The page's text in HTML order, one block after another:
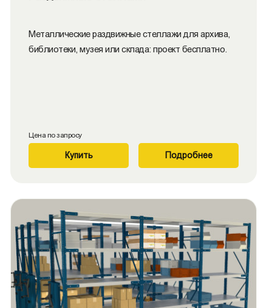
Металлические раздвижные стеллажи для архива,
библиотеки, музея или склада: проект бесплатно.
Цена по запросу
Купить Подробнее